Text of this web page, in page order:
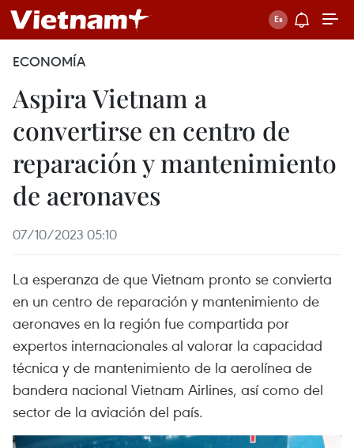
ECONOMÍA
Aspira Vietnam a
convertirse en centro de
reparación y mantenimiento
de aeronaves
07/10/2023 05:10
La esperanza de que Vietnam pronto se convierta
en un centro de reparación y mantenimiento de
aeronaves en la región fue compartida por
expertos internacionales al valorar la capacidad
técnica y de mantenimiento de la aerolínea de
bandera nacional Vietnam Airlines, así como del
sector de la aviación del país.